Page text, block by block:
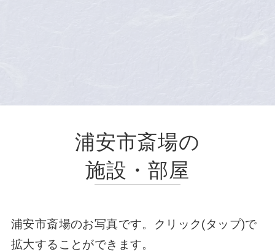
浦安市斎場の
施設・部屋
浦安市斎場のお写真です。クリック(タップ)で
拡大することができます。